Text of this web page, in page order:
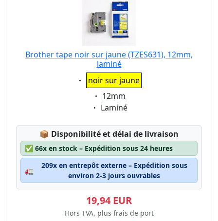
Brother tape noir sur jaune (TZES631), 12mm,
laminé
Eigenschaft:
noir sur jaune
Eigenschaft:
12mm
Eigenschaft:
Laminé
📦 Lagerstatus:
Disponibilité et délai de livraison
✅ 66x en stock – Expédition sous 24 heures
🚛
209x en entrepôt externe – Expédition sous
environ 2-3 jours ouvrables
19,94 EUR
Hors TVA, plus frais de port